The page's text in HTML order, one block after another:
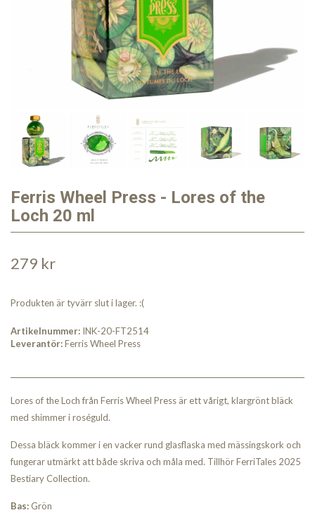
Ferris Wheel Press - Lores of the
Loch 20 ml
279 kr
Produkten är tyvärr slut i lager. :(
Artikelnummer: INK-20-FT2514
Leverantör:Ferris Wheel Press
Lores of the Loch från Ferris Wheel Press är ett vårigt, klargrönt bläck
med shimmer i roséguld.
Dessa bläck kommer i en vacker rund glasflaska med mässingskork och
fungerar utmärkt att både skriva och måla med. Tillhör FerriTales 2025
Bestiary Collection.
Bas: Grön